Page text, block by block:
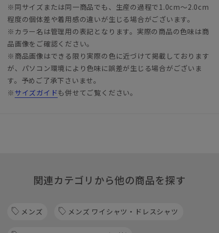
※同サイズまたは同一商品でも、生産の過程で1.0cm～2.0cm
程度の個体差や着用感の違いが生じる場合がございます。
※カラー名は管理用の表記となります。実際の商品の色味は商
品画像をご確認ください。
※商品画像はできる限り実際の色に近づけて掲載しております
が、パソコン環境により色味に誤差が生じる場合がございま
す。予めご了承下さいませ。
※ サイズガイドも併せてご覧ください。
関連カテゴリから他の商品を探す
メンズ メンズ ワイシャツ・ドレスシャツ